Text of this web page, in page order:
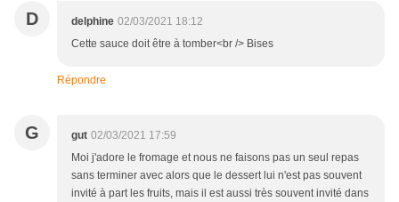
D delphine 02/03/2021 18:12
Cette sauce doit être à tomber<br /> Bises
Répondre
G gut 02/03/2021 17:59
Moi j'adore le fromage et nous ne faisons pas un seul repas
sans terminer avec alors que le dessert lui n'est pas souvent
invité à part les fruits, mais il est aussi très souvent invité dans